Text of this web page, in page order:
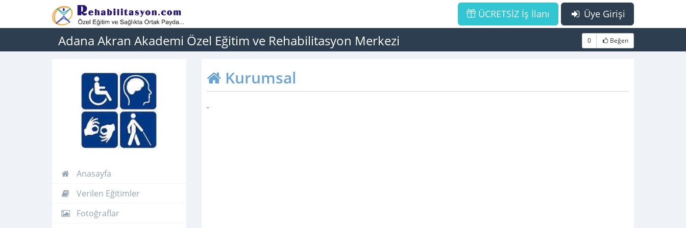
Üye Girişi
ÜCRETSİZ İş İlanı
Adana Akran Akademi Özel Eğitim ve Rehabilitasyon Merkezi 0 Beğen
Anasayfa
Verilen Eğitimler
Fotoğraflar
Kurumsal
-